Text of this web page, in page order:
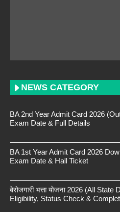
NEWS CATEGORY
BA 2nd Year Admit Card 2026
Exam Date & Full Details
BA 1st Year Admit Card 2026
Exam Date & Hall Ticket
बेरोजगारी भत्ता योजना 2026 (All
Eligibility, Status Check &